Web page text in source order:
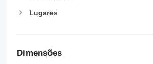
Lugares
Dimensões